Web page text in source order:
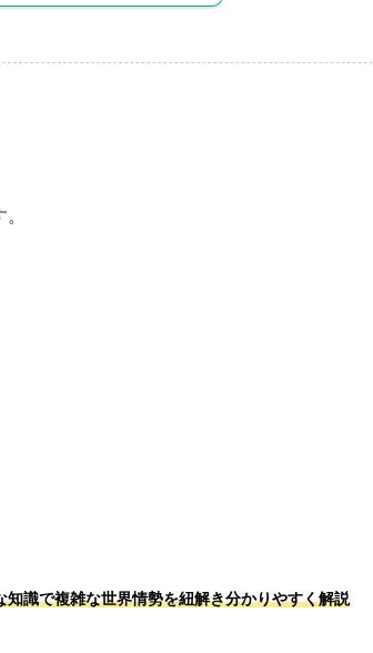
識で複雑な世界情勢を紐解き分かりやすく解説